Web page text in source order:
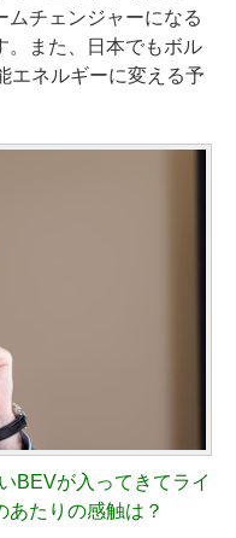
ムチェンジャーになる
。また、日本でもボル
エネルギーに変える予
BEVが入ってきてライ
たりの感触は？